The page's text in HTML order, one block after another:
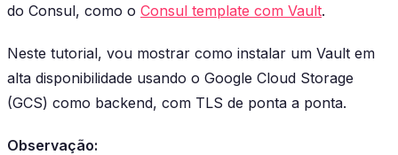
do Consul, como o Consul template com Vault.
Neste tutorial, vou mostrar como instalar um Vault em
alta disponibilidade usando o Google Cloud Storage
(GCS) como backend, com TLS de ponta a ponta.
Observação: